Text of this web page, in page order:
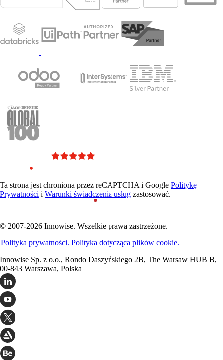
Ta strona jest chroniona przez reCAPTCHA i Google Politykę
Prywatności i Warunki świadczenia usług zastosować.
© 2007-2026 Innowise. Wszelkie prawa zastrzeżone.
Polityka prywatności. Polityka dotycząca plików cookie.
Innowise Sp. z o.o., Rondo Daszyńskiego 2B, The Warsaw HUB B,
00-843 Warszawa, Polska